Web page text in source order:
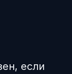
если